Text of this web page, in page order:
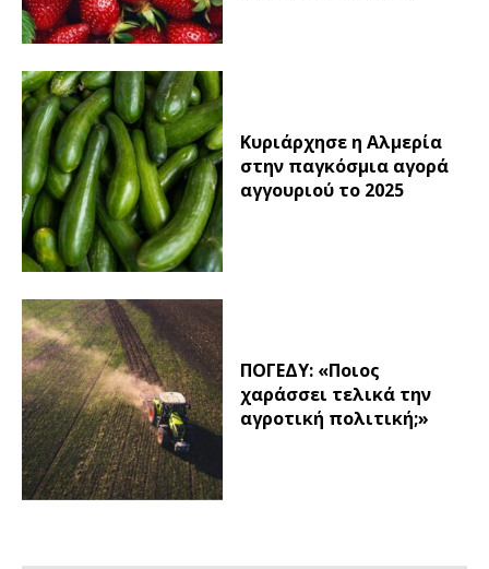
Κυριάρχησε η Αλμερία
στην παγκόσμια αγορά
αγγουριού το 2025
ΠΟΓΕΔΥ: «Ποιος
χαράσσει τελικά την
αγροτική πολιτική;»